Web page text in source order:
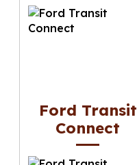
Ford Transit
Connect